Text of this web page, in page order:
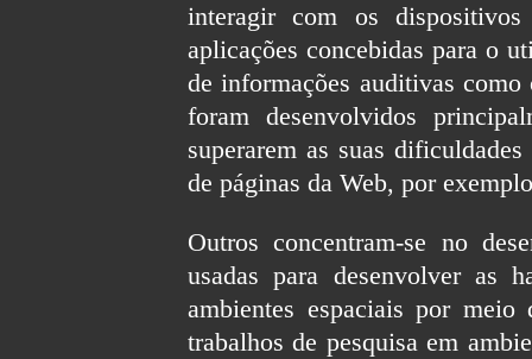
interagir com os
aplicações concebidas para o
de informações auditivas
foram desenvolvidos
superarem as suas
de páginas da Web, por
Outros concentram-se no
usadas para desenvolver as
ambientes espaciais por
trabalhos de pesquisa em